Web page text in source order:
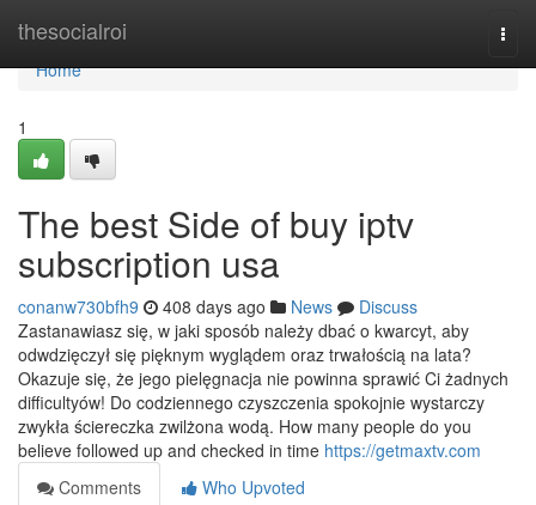
thesocialroi
Home
Home
1
The best Side of buy iptv
subscription usa
conanw730bfh9 408 days ago News
Discuss
Zastanawiasz się, w jaki sposób należy dbać o kwarcyt, aby
odwdzięczył się pięknym wyglądem oraz trwałością na lata?
Okazuje się, że jego pielęgnacja nie powinna sprawić Ci żadnych
difficultyów! Do codziennego czyszczenia spokojnie wystarczy
zwykła ściereczka zwilżona wodą. How many people do you
believe followed up and checked in time https://getmaxtv.com
Comments
Who Upvoted